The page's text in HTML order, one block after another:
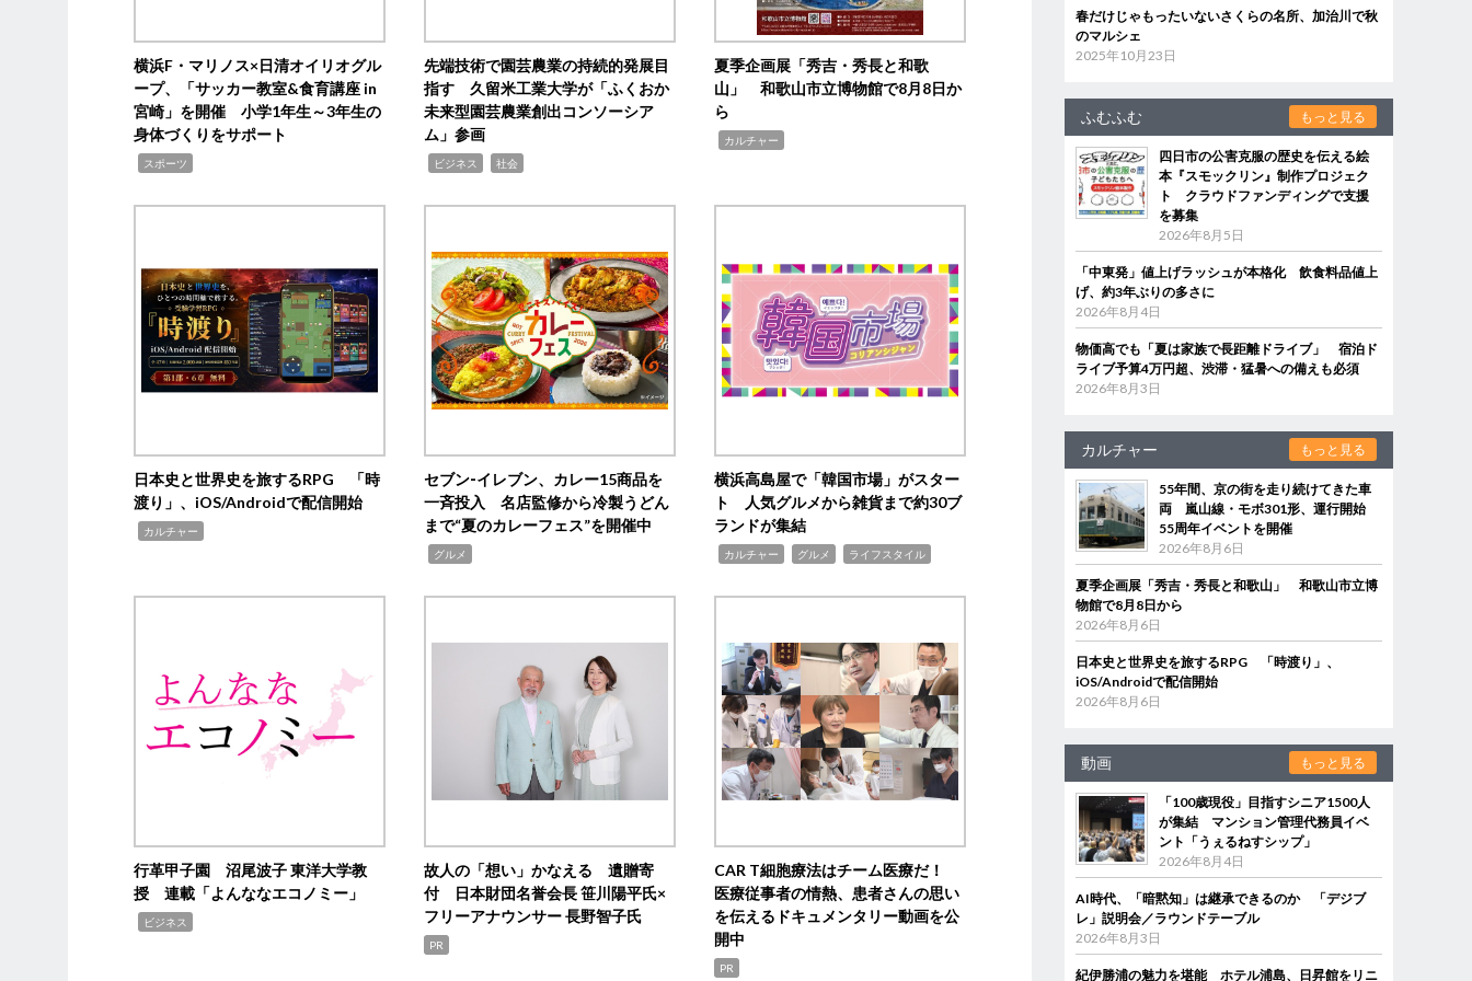
横浜F・マリノス×日清オイリオグル
ープ、「サッカー教室&食育講座 in
宮崎」を開催 小学1年生～3年生の
身体づくりをサポート
スポーツ
先端技術で園芸農業の持続的発展目
指す 久留米工業大学が「ふくおか
未来型園芸農業創出コンソーシア
ム」参画
ビジネス 社会
夏季企画展「秀吉・秀長と和歌
山」 和歌山市立博物館で8月8日か
ら
カルチャー
日本史と世界史を旅するRPG 「時
渡り」、iOS/Androidで配信開始
カルチャー
セブン‐イレブン、カレー15商品を
一斉投入 名店監修から冷製うどん
まで“夏のカレーフェス”を開催中
グルメ
横浜高島屋で「韓国市場」がスター
ト 人気グルメから雑貨まで約30ブ
ランドが集結
カルチャー グルメ ライフスタイル
行革甲子園 沼尾波子 東洋大学教
授 連載「よんななエコノミー」
ビジネス
故人の「想い」かなえる 遺贈寄
付 日本財団名誉会長 笹川陽平氏×
フリーアナウンサー 長野智子氏
PR
CAR T細胞療法はチーム医療だ！
医療従事者の情熱、患者さんの思い
を伝えるドキュメンタリー動画を公
開中
PR
春だけじゃもったいないさくらの名所、加治川で秋
のマルシェ
2025年10月23日
ふむふむ もっと見る
四日市の公害克服の歴史を伝える絵
本『スモックリン』制作プロジェク
ト クラウドファンディングで支援
を募集
2026年8月5日
「中東発」値上げラッシュが本格化 飲食料品値上
げ、約3年ぶりの多さに
2026年8月4日
物価高でも「夏は家族で長距離ドライブ」 宿泊ド
ライブ予算4万円超、渋滞・猛暑への備えも必須
2026年8月3日
カルチャー もっと見る
55年間、京の街を走り続けてきた車
両 嵐山線・モボ301形、運行開始
55周年イベントを開催
2026年8月6日
夏季企画展「秀吉・秀長と和歌山」 和歌山市立博
物館で8月8日から
2026年8月6日
日本史と世界史を旅するRPG 「時渡り」、
iOS/Androidで配信開始
2026年8月6日
動画 もっと見る
「100歳現役」目指すシニア1500人
が集結 マンション管理代務員イベ
ント「うぇるねすシップ」
2026年8月4日
AI時代、「暗黙知」は継承できるのか 「デジブ
レ」説明会／ラウンドテーブル
2026年8月3日
紀伊勝浦の魅力を堪能 ホテル浦島、日昇館をリニ